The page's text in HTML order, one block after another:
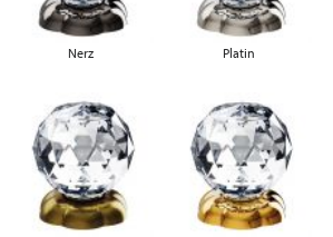
Nerz Platin